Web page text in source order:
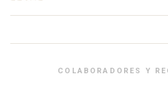
COLABORADORES Y